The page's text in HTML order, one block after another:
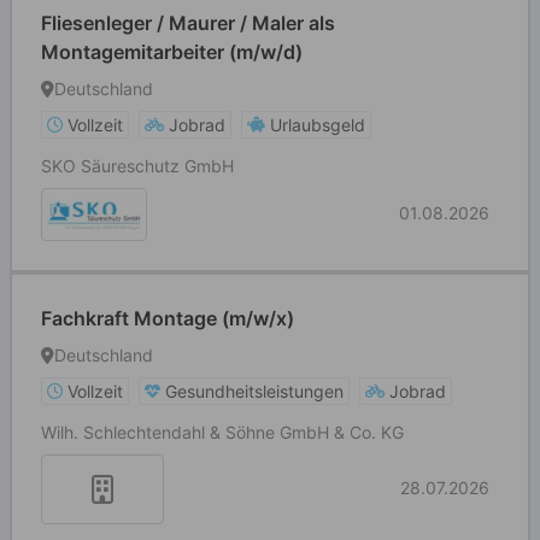
Fliesenleger / Maurer / Maler als
Montagemitarbeiter (m/w/d)
Deutschland
Vollzeit
Jobrad
Urlaubsgeld
SKO Säureschutz GmbH
01.08.2026
Fachkraft Montage (m/w/x)
Deutschland
Vollzeit
Gesundheitsleistungen
Jobrad
Wilh. Schlechtendahl & Söhne GmbH & Co. KG
28.07.2026